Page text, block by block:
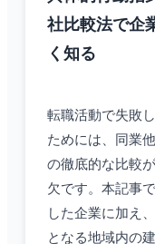
社比較法で企
く知る
転職活動で失敗
ためには、同業
の徹底的な比較
欠です。本記事
した企業に加え
となる地域内の